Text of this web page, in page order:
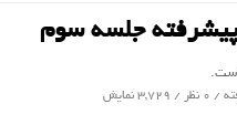
جلسه سوم
/ 0 نظر / 3,729 نمایش